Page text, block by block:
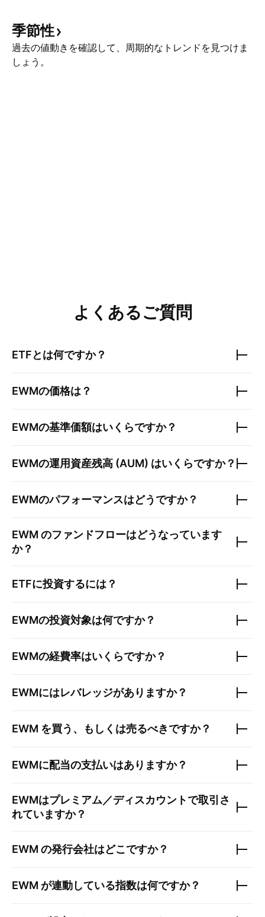
季節性
過去の値動きを確認して、周期的なトレンドを見つけま
しょう。
よくあるご質問
ETFとは何ですか？
EWMの価格は？
EWMの基準価額はいくらですか？
EWMの運用資産残高 (AUM) はいくらですか？
EWMのパフォーマンスはどうですか？
EWM のファンドフローはどうなっています
か？
ETFに投資するには？
EWMの投資対象は何ですか？
EWMの経費率はいくらですか？
EWMにはレバレッジがありますか？
EWM を買う、もしくは売るべきですか？
EWMに配当の支払いはありますか？
EWMはプレミアム／ディスカウントで取引さ
れていますか？
EWM の発行会社はどこですか？
EWM が連動している指数は何ですか？